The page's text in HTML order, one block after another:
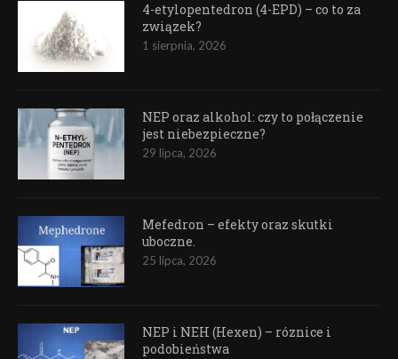
4-etylopentedron (4-EPD) – co to za
związek?
1 sierpnia, 2026
NEP oraz alkohol: czy to połączenie
jest niebezpieczne?
29 lipca, 2026
Mefedron – efekty oraz skutki
uboczne.
25 lipca, 2026
NEP i NEH (Hexen) – róznice i
podobieństwa